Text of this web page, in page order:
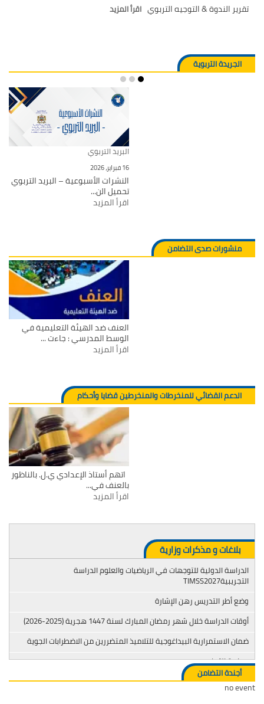
تقرير الندوة & التوجيه التربوي اقرأ المزيد
الجريدة التربوية
البريد التربوي
16 فبراير، 2026
النشرات الأسبوعية – البريد التربوي
تحميل الن...
اقرأ المزيد
منشورات صدى التضامن
العنف ضد الهيئة التعليمية في
الوسط المدرسي : جاءت ...
اقرأ المزيد
الدعم القضائي للمنخرطات والمنخرطين قضايا وأحكام
اتهم أستاذ الإعدادي ي.ل. بالناظور
بالعنف في...
اقرأ المزيد
بلاغات و مذكرات وزارية
الدراسة الدولية للتوجهات في الرياضيات والعلوم الدراسة
التجريبيةTIMSS2027
وضع أطر التدريس رهن الإشارة
أوقات الدراسة خلال شهر رمضان المبارك لسنة 1447 هجرية (2025-2026)
ضمان الاستمرارية البيداغوجية للتلاميذ المتضررين من الاضطرابات الجوية
محاربة التدخين
أجندة التضامن
no event